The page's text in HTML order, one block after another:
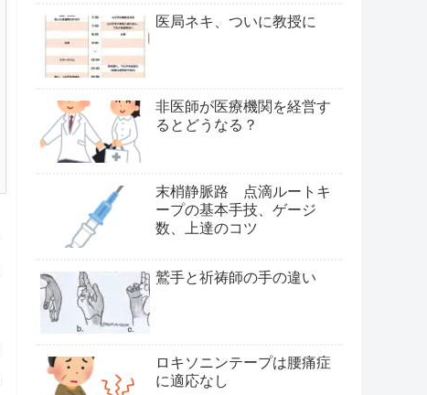
医局ネキ、ついに教授に
非医師が医療機関を経営す
るとどうなる？
末梢静脈路 点滴ルートキ
ープの基本手技、ゲージ
数、上達のコツ
鷲手と祈祷師の手の違い
ロキソニンテープは腰痛症
に適応なし